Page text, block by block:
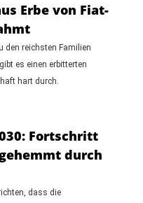
Erbe von Fiat-
den reichsten Familien
es einen erbitterten
hart durch.
Fortschritt
durch
dass die